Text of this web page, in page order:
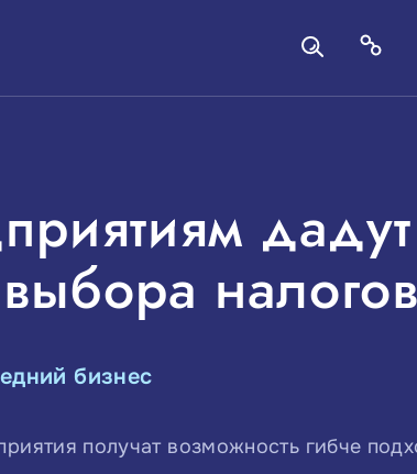
бизнес
получат возможность гибче